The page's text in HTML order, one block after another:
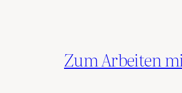
Zum Arbeiten